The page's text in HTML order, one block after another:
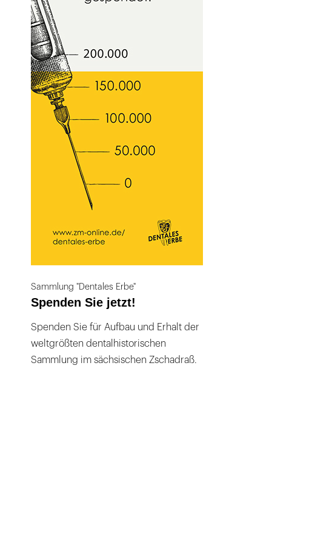
Sammlung "Dentales Erbe"
Spenden Sie jetzt!
Spenden Sie für Aufbau und Erhalt der
weltgrößten dentalhistorischen
Sammlung im sächsischen Zschadraß.